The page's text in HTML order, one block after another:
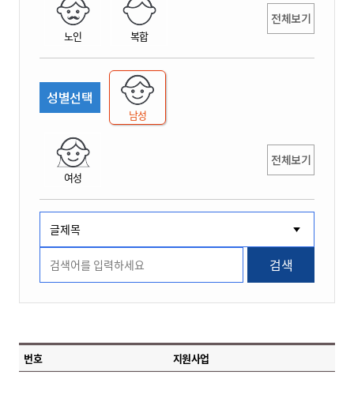
노인 복합
전체보기
성별선택
남성
여성
전체보기
검색
번호 지원사업